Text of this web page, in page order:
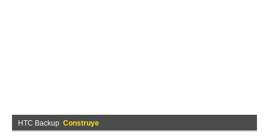
HTC Backup Construye